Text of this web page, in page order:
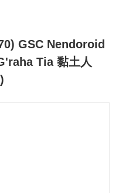
GSC Nendoroid
Tia 黏土人